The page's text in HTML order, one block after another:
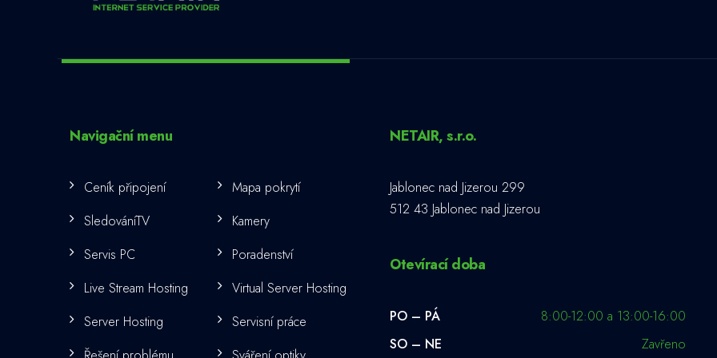
Navigační menu
Ceník připojení
Mapa pokrytí
SledováníTV
Kamery
Servis PC
Poradenství
Live Stream Hosting
Virtual Server Hosting
Server Hosting
Servisní práce
NETAIR, s.r.o.
Jablonec nad Jizerou 299
512 43 Jablonec nad Jizerou
Otevírací doba
PO – PÁ
8:00-12:00 a 13:00-16:00
SO – NE
Zavřeno